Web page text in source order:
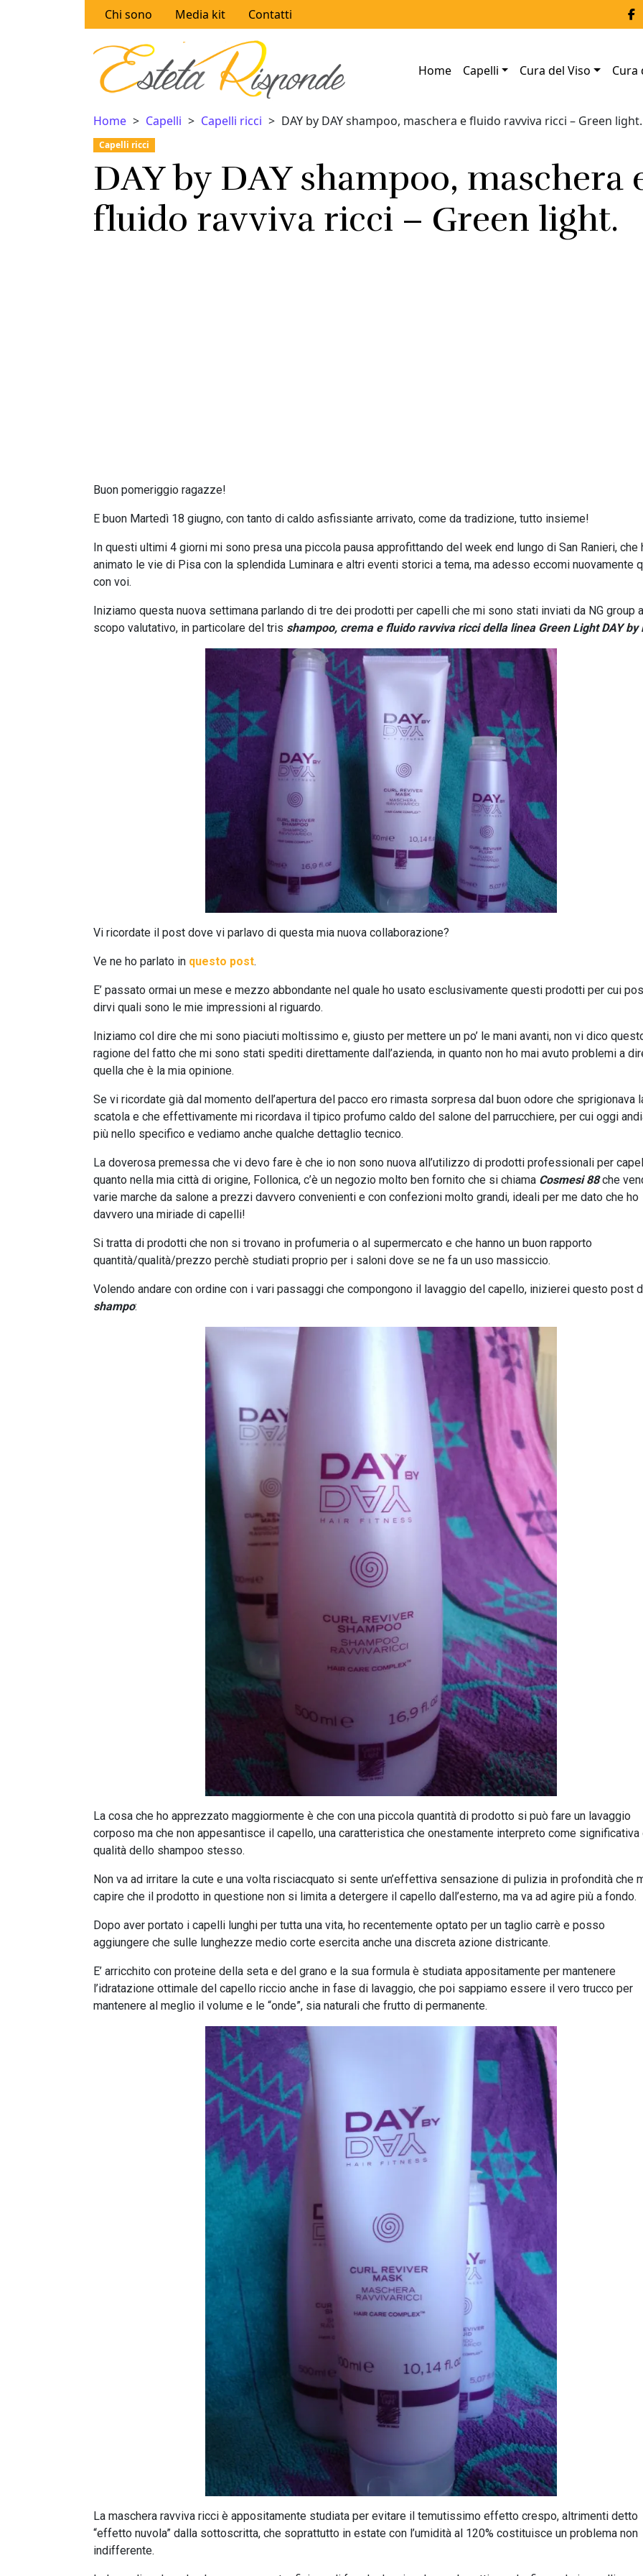
Chi sono Media kit Contatti
Home Capelli Cura del Viso Cura
Home Capelli Capelli ricci DAY by DAY shampoo, maschera e fluido ravviva ricci – Green light.
Capelli ricci
DAY by DAY shampoo, maschera
fluido ravviva ricci – Green light.
Buon pomeriggio ragazze!
E buon Martedì 18 giugno, con tanto di caldo asfissiante arrivato, come da tradizione, tutto insieme!
In questi ultimi 4 giorni mi sono presa una piccola pausa approfittando del week end lungo di San Ranieri, che
animato le vie di Pisa con la splendida Luminara e altri eventi storici a tema, ma adesso eccomi nuovamente
con voi.
Iniziamo questa nuova settimana parlando di tre dei prodotti per capelli che mi sono stati inviati da NG group a
scopo valutativo, in particolare del tris shampoo, crema e fluido ravviva ricci della linea Green Light DAY by
Vi ricordate il post dove vi parlavo di questa mia nuova collaborazione?
Ve ne ho parlato in questo post.
E’ passato ormai un mese e mezzo abbondante nel quale ho usato esclusivamente questi prodotti per cui
dirvi quali sono le mie impressioni al riguardo.
Iniziamo col dire che mi sono piaciuti moltissimo e, giusto per mettere un po’ le mani avanti, non vi dico
ragione del fatto che mi sono stati spediti direttamente dall’azienda, in quanto non ho mai avuto problemi a
quella che è la mia opinione.
Se vi ricordate già dal momento dell’apertura del pacco ero rimasta sorpresa dal buon odore che sprigionava
scatola e che effettivamente mi ricordava il tipico profumo caldo del salone del parrucchiere, per cui oggi
più nello specifico e vediamo anche qualche dettaglio tecnico.
La doverosa premessa che vi devo fare è che io non sono nuova all’utilizzo di prodotti professionali per
quanto nella mia città di origine, Follonica, c’è un negozio molto ben fornito che si chiama Cosmesi 88che
varie marche da salone a prezzi davvero convenienti e con confezioni molto grandi, ideali per me dato che ho
davvero una miriade di capelli!
Si tratta di prodotti che non si trovano in profumeria o al supermercato e che hanno un buon rapporto
quantità/qualità/prezzo perchè studiati proprio per i saloni dove se ne fa un uso massiccio.
Volendo andare con ordine con i vari passaggi che compongono il lavaggio del capello, inizierei questo post
shampo:
La cosa che ho apprezzato maggiormente è che con una piccola quantità di prodotto si può fare un lavaggio
corposo ma che non appesantisce il capello, una caratteristica che onestamente interpreto come significativa
qualità dello shampoo stesso.
Non va ad irritare la cute e una volta risciacquato si sente un’effettiva sensazione di pulizia in profondità che
capire che il prodotto in questione non si limita a detergere il capello dall’esterno, ma va ad agire più a fondo.
Dopo aver portato i capelli lunghi per tutta una vita, ho recentemente optato per un taglio carrè e posso
aggiungere che sulle lunghezze medio corte esercita anche una discreta azione districante.
E’ arricchito con proteine della seta e del grano e la sua formula è studiata appositamente per mantenere
l’idratazione ottimale del capello riccio anche in fase di lavaggio, che poi sappiamo essere il vero trucco per
mantenere al meglio il volume e le “onde”, sia naturali che frutto di permanente.
La maschera ravviva ricci è appositamente studiata per evitare il temutissimo effetto crespo, altrimenti detto
“effetto nuvola” dalla sottoscritta, che soprattutto in estate con l’umidità al 120% costituisce un problema non
indifferente.